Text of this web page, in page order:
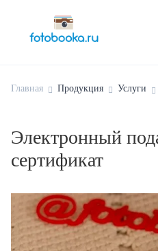
Главная Продукция Услуги
Электронный
сертификат